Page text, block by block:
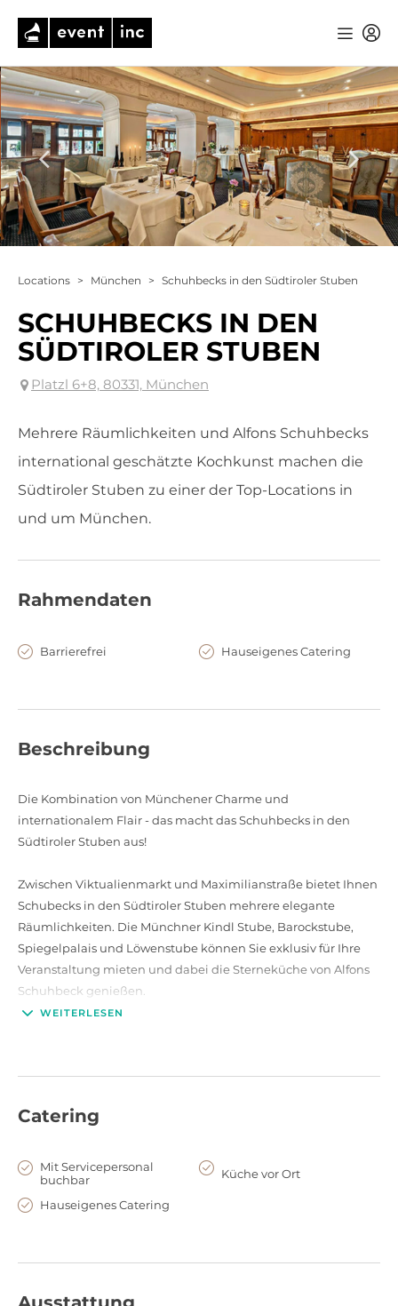
Locations > München > Schuhbecks in den Südtiroler Stuben
SCHUHBECKS IN DEN
SÜDTIROLER STUBEN
Platzl 6+8, 80331, München
Mehrere Räumlichkeiten und Alfons Schuhbecks
international geschätzte Kochkunst machen die
Südtiroler Stuben zu einer der Top-Locations in
und um München.
Rahmendaten
Barrierefrei Hauseigenes Catering
Beschreibung
Die Kombination von Münchener Charme und
internationalem Flair - das macht das Schuhbecks in den
Südtiroler Stuben aus!
Zwischen Viktualienmarkt und Maximilianstraße bietet Ihnen
Schubecks in den Südtiroler Stuben mehrere elegante
Räumlichkeiten. Die Münchner Kindl Stube, Barockstube,
Spiegelpalais und Löwenstube können Sie exklusiv für Ihre
Veranstaltung mieten und dabei die Sterneküche von Alfons
Schuhbeck genießen.
private Feiern im kleinen Rahmen, als auch für größere
Stuben ideal, um Ihr Event ein echtes Highlight werden zu
WEITERLESEN
Catering
Mit Servicepersonal
buchbar
Küche vor Ort
Hauseigenes Catering